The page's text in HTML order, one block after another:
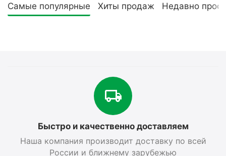
Самые популярные Хиты продаж Недавно
Быстро и качественно доставляем
Наша компания производит доставку по всей
России и ближнему зарубежью